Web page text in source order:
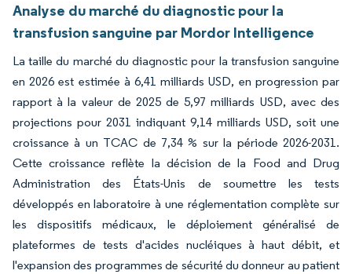
Analyse du marché du diagnostic pour la
transfusion sanguine par Mordor Intelligence
La taille du marché du diagnostic pour la transfusion sanguine
en 2026 est estimée à 6,41 milliards USD, en progression par
rapport à la valeur de 2025 de 5,97 milliards USD, avec des
projections pour 2031 indiquant 9,14 milliards USD, soit une
croissance à un TCAC de 7,34 % sur la période 2026-2031.
Cette croissance reflète la décision de la Food and Drug
Administration des États-Unis de soumettre les tests
développés en laboratoire à une réglementation complète sur
les dispositifs médicaux, le déploiement généralisé de
plateformes de tests d'acides nucléiques à haut débit, et
l'expansion des programmes de sécurité du donneur au patient